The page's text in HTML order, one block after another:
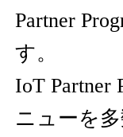
Partner
す。
IoT
ニューを